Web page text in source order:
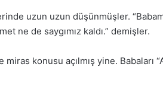
uzun uzun düşünmüşler.
ne de saygımız kaldı.” demişler.
konusu açılmış yine. Babaları